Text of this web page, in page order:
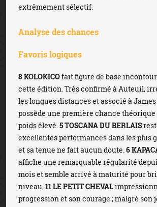
extrêmement sélectif.
Analyse des chances
Favoris logiques
8 KOLOKICOfait figure de base
cette édition. Très confirmé à Auteuil,
les longues distances et associé à
possède une première chance
poids élevé.5 TOSCANA DU BERLAIS
excellentes performances dans les plus
et sa tenue ne fait aucun doute.6
affiche une remarquable régularité
mois et semble arrivé à maturité pour
niveau.11 LE PETIT CHEVAL
progression et son courage ; malgré son